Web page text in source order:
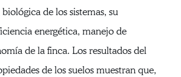
de los sistemas, su
energética, manejo de
de la finca. Los resultados del
de los suelos muestran que,